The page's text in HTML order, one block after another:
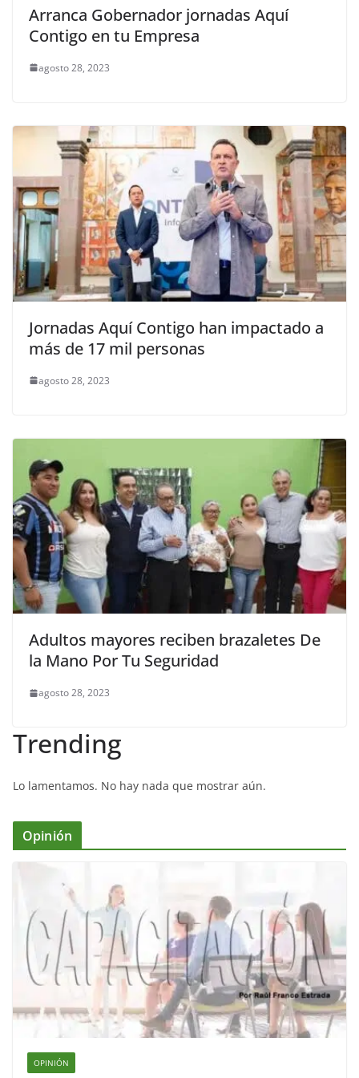
Arranca Gobernador jornadas Aquí
Contigo en tu Empresa
agosto 28, 2023
Jornadas Aquí Contigo han impactado a
más de 17 mil personas
agosto 28, 2023
Adultos mayores reciben brazaletes De
la Mano Por Tu Seguridad
agosto 28, 2023
Trending
Lo lamentamos. No hay nada que mostrar aún.
Opinión
OPINIÓN